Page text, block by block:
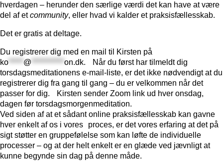
hverdagen – herunder den særlige værdi det kan have at være
del af etcommunity, eller hvad vi kalder et praksisfællesskab.
Det er gratis at deltage.
Du registrerer dig med en mail til Kirsten på
ko ***** @ *********** on.dk. Når du først har tilmeldt dig
torsdagsmeditationens e-mail-liste, er det ikke nødvendigt at du
registrerer dig fra gang til gang – du er velkommen når det
passer for dig. Kirsten sender Zoom link ud hver onsdag,
dagen før torsdagsmorgenmeditation.
Ved siden af at et sådant online praksisfællesskab kan gavne
hver enkelt af os i vores proces, er det vores erfaring at det på
sigt støtter en gruppefølelse som kan løfte de individuelle
processer – og at der helt enkelt er en glæde ved jævnligt at
kunne begynde sin dag på denne måde.